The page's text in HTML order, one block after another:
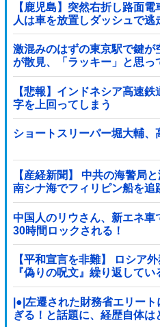
【鹿児島】突然右折し路面
人は車を放置しダッシュで逃
激混みのはずの東京駅で鍵
が散見、「ラッキー」と思
【悲報】インドネシア高速
字を上回ってしまう
wwwwwwwwwww他
ショートスリーパー堀大輔、
【産経新聞】 中共の海警局
南シナ海でフィリピン船を追
中国人のリウさん、新エネ
30時間ロックされる！
【平和宣言を非難】 ロシア
『偽りの呪文』繰り返してい
|●|左遷された財務省エリー
ぎる！と話題に、経歴自体